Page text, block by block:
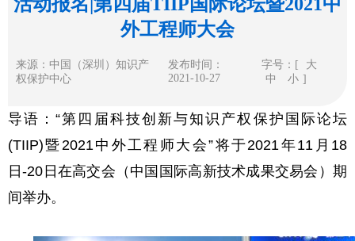
外工程师大会
来源：中国（深圳）知识产
权保护中心
发布时间：
2021-10-27
字号：[
大
中
小 ]
导语：“第四届科技创新与知识产权保护国际论坛
(TIIP)暨2021中外工程师大会”将于2021年11月18
日-20日在高交会（中国国际高新技术成果交易会）期
间举办。